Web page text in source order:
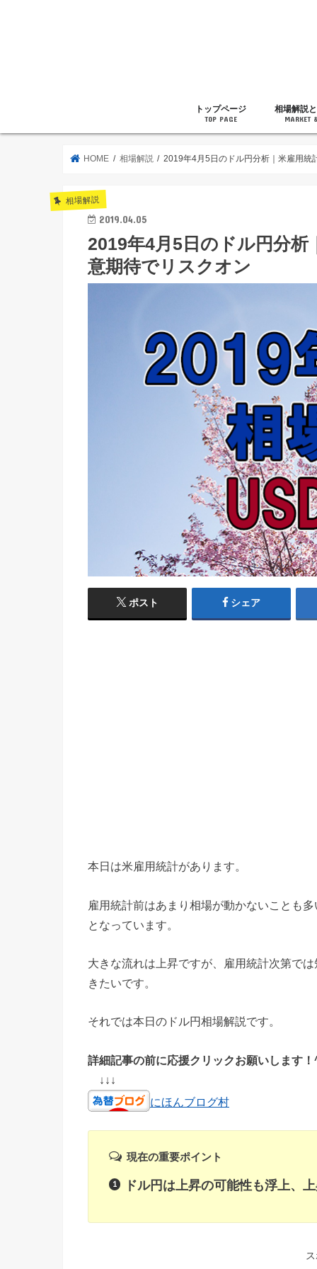
トップページ
TOP PAGE
相場解説
MARKET
HOME 相場解説 2019年4月5日のドル円分析｜米雇用統
相場解説
2019.04.05
2019年4月5日のドル円分析
意期待でリスクオン
ポスト シェア
本日は米雇用統計があります。
雇用統計前はあまり相場が動かないことも
となっています。
大きな流れは上昇ですが、雇用統計次第で
きたいです。
それでは本日のドル円相場解説です。
詳細記事の前に応援クリックお願いします
↓↓↓
にほんブログ村
現在の重要ポイント
ドル円は上昇の可能性も浮上、